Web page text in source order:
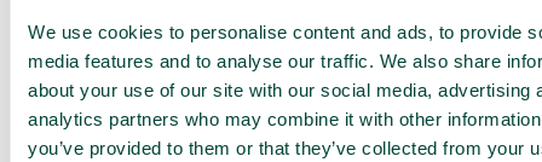
We use cookies to personalise content and ads, to provide
media features and to analyse our traffic. We also share
about your use of our site with our social media, advertising
analytics partners who may combine it with other
you’ve provided to them or that they’ve collected from your